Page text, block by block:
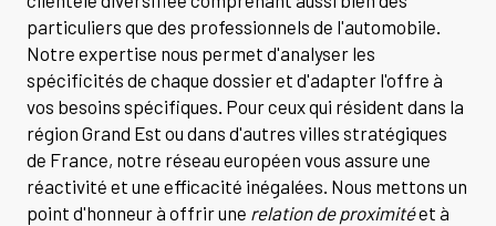
particuliers que des professionnels de l'automobile.
Notre expertise nous permet d'analyser les
spécificités de chaque dossier et d'adapter l'offre à
vos besoins spécifiques. Pour ceux qui résident dans la
région Grand Est ou dans d'autres villes stratégiques
de France, notre réseau européen vous assure une
réactivité et une efficacité inégalées. Nous mettons un
point d'honneur à offrir une relation de proximitéet à